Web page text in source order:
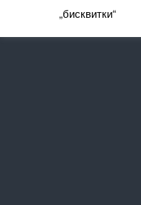
„бисквитки“